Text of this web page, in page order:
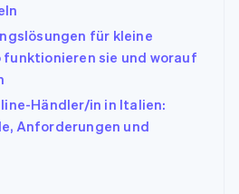
für kleine
funktionieren sie und worauf
Händler/in in Italien:
Anforderungen und